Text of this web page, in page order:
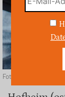
Foto: Depositphotos